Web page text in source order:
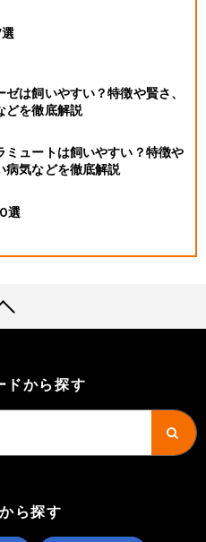
は飼いやすい？特徴や賢さ、
どを徹底解説
ミュートは飼いやすい？特徴や
病気などを徹底解説
選
ドから探す
ら探す